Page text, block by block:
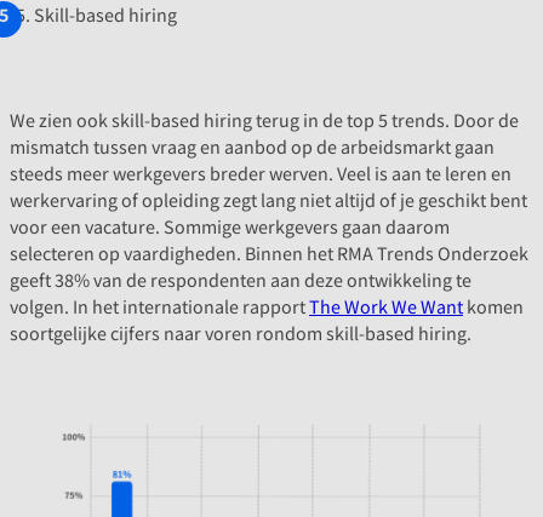
Skill-based hiring
We zien ook skill-based hiring terug in de top 5 trends. Door de
mismatch tussen vraag en aanbod op de arbeidsmarkt gaan
steeds meer werkgevers breder werven. Veel is aan te leren en
werkervaring of opleiding zegt lang niet altijd of je geschikt bent
voor een vacature. Sommige werkgevers gaan daarom
selecteren op vaardigheden. Binnen het RMA Trends Onderzoek
geeft 38% van de respondenten aan deze ontwikkeling te
volgen. In het internationale rapportThe Work We Wantkomen
soortgelijke cijfers naar voren rondom skill-based hiring.